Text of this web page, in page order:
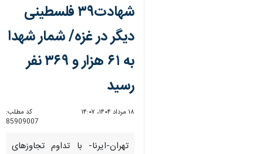
شهادت۳۹ فلسطینی
دیگر در غزه/ شمار شهدا
به ۶۱ هزار و ۳۶۹ نفر
رسید
۱۸ مرداد ۱۴۰۴، ۱۴:۰۷
کد مطلب:
85909007
تهران-ایرنا- با تداوم تجاوزهای